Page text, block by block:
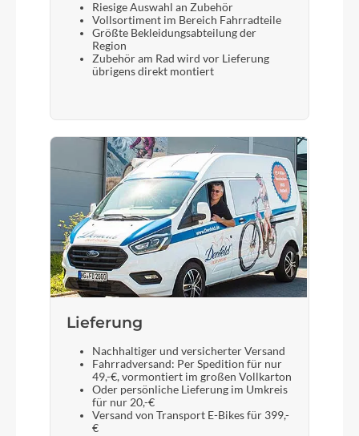
Steuersatz
ACROS AZF-1034, ICR (Integrated Cable
Routing), Top Zero-Stack 1 1/2" (ZS 56mm),
Bottom Zero-Stack 1 1/2" (ZS 56mm), X-Connect
Sattel
ACID Sequence 160
Gabel
SR Suntour X1-32 LO-R Air, Tapered, 15x110mm,
100mm
Sattelstütze
CUBE Dropper Post, Handlebar Lever, Internal
Riesige Auswahl an Zubehör
Vollsortiment im Bereich Fahrradteile
Größte Bekleidungsabteilung der
Region
Zubehör am Rad wird vor Lieferung
übrigens direkt montiert
Lieferung
Nachhaltiger und versicherter Versand
Fahrradversand: Per Spedition für nur
49,-€, vormontiert im großen Vollkarton
Oder persönliche Lieferung im Umkreis
für nur 20,-€
Versand von Transport E-Bikes für 399,-
€